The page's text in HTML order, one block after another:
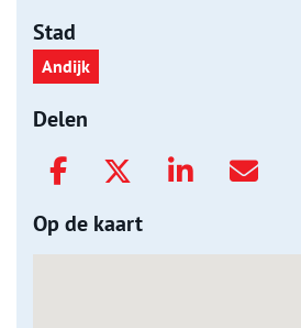
Stad
Andijk
Delen
Op de kaart